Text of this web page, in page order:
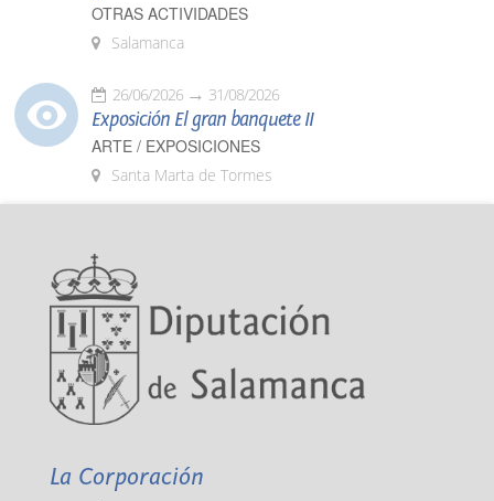
OTRAS ACTIVIDADES
Salamanca
26/06/2026 31/08/2026
Exposición El gran banquete II
ARTE / EXPOSICIONES
Santa Marta de Tormes
La Corporación